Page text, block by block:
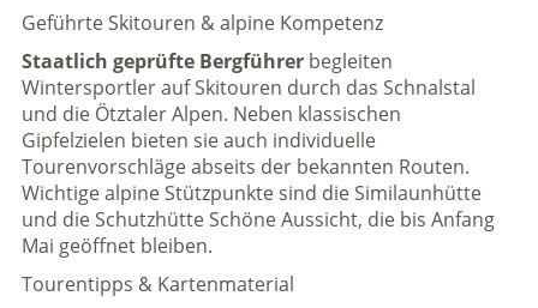
Geführte Skitouren & alpine Kompetenz
Staatlich geprüfte Bergführerbegleiten
Wintersportler auf Skitouren durch das Schnalstal
und die Ötztaler Alpen. Neben klassischen
Gipfelzielen bieten sie auch individuelle
Tourenvorschläge abseits der bekannten Routen.
Wichtige alpine Stützpunkte sind die Similaunhütte
und die Schutzhütte Schöne Aussicht, die bis Anfang
Mai geöffnet bleiben.
Tourentipps & Kartenmaterial